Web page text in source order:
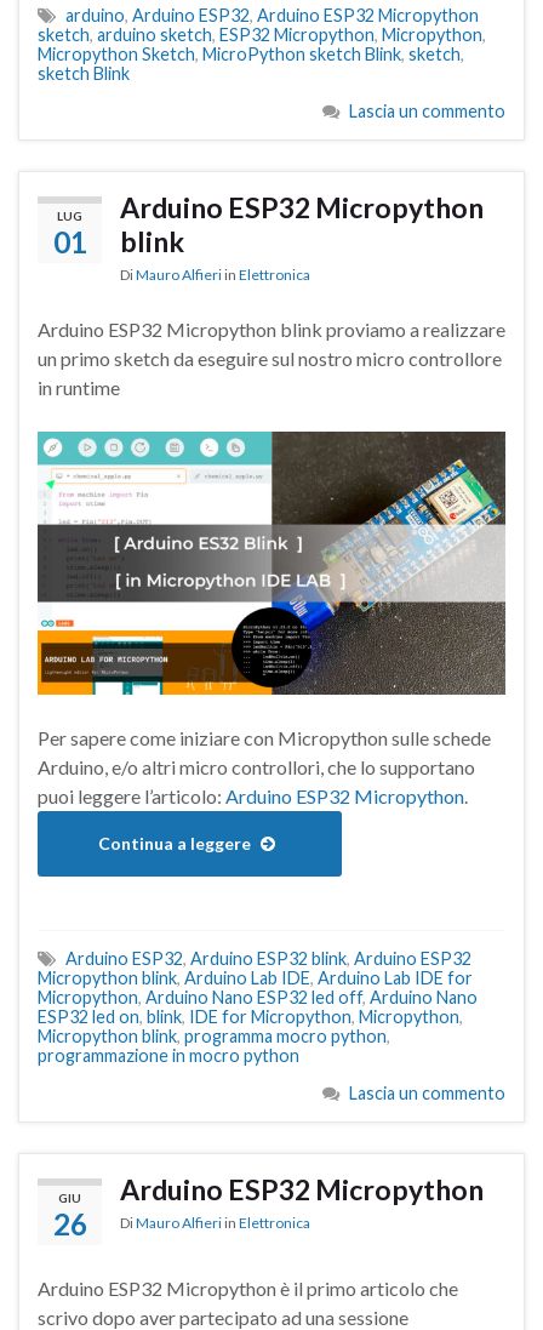
arduino, Arduino ESP32, Arduino ESP32 Micropython
sketch, arduino sketch, ESP32 Micropython, Micropython,
Micropython Sketch, MicroPython sketch Blink, sketch,
sketch Blink
Lascia un commento
LUG
01
Arduino ESP32 Micropython
blink
DiMauro Alfieri in Elettronica
Arduino ESP32 Micropython blink proviamo a realizzare
un primo sketch da eseguire sul nostro micro controllore
in runtime
Per sapere come iniziare con Micropython sulle schede
Arduino, e/o altri micro controllori, che lo supportano
puoi leggere l’articolo: Arduino ESP32 Micropython.
Continua a leggere
Arduino ESP32, Arduino ESP32 blink, Arduino ESP32
Micropython blink, Arduino Lab IDE, Arduino Lab IDE for
Micropython, Arduino Nano ESP32 led off, Arduino Nano
ESP32 led on, blink, IDE for Micropython, Micropython,
Micropython blink, programma mocro python,
programmazione in mocro python
Lascia un commento
GIU
26
Arduino ESP32 Micropython
DiMauro Alfieri in Elettronica
Arduino ESP32 Micropython è il primo articolo che
scrivo dopo aver partecipato ad una sessione